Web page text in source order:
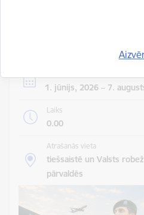
1. jūnijs, 2026 – 7.
Laiks
0.00
Atrašanās vieta
tiešsaistē un Valsts
pārvaldēs